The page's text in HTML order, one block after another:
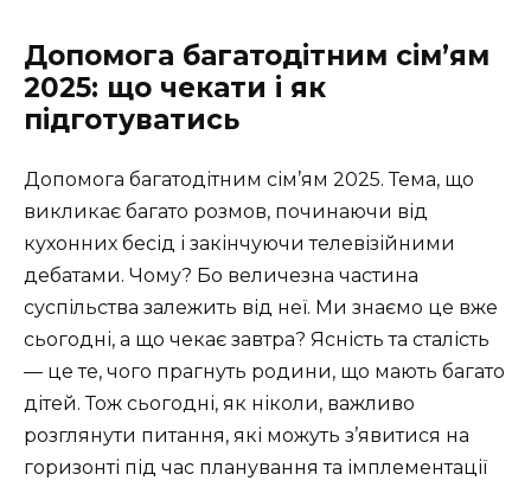
Допомога багатодітним сім’ям
2025: що чекати і як
підготуватись
Допомога багатодітним сім’ям 2025. Тема, що
викликає багато розмов, починаючи від
кухонних бесід і закінчуючи телевізійними
дебатами. Чому? Бо величезна частина
суспільства залежить від неї. Ми знаємо це вже
сьогодні, а що чекає завтра? Ясність та сталість
— це те, чого прагнуть родини, що мають багато
дітей. Тож сьогодні, як ніколи, важливо
розглянути питання, які можуть з’явитися на
горизонті під час планування та імплементації